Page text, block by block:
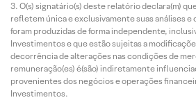
O(s) signatário(s) deste relatório declara(m)
refletem única e exclusivamente suas análises e
foram produzidas de forma independente,
Investimentos e que estão sujeitas a
decorrência de alterações nas condições de
remuneração(es) é(são) indiretamente
provenientes dos negócios e operações
Investimentos.